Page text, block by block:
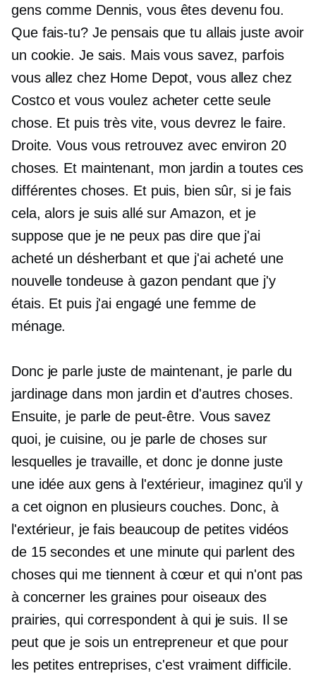
gens comme Dennis, vous êtes devenu fou.
Que fais-tu? Je pensais que tu allais juste avoir
un cookie. Je sais. Mais vous savez, parfois
vous allez chez Home Depot, vous allez chez
Costco et vous voulez acheter cette seule
chose. Et puis très vite, vous devrez le faire.
Droite. Vous vous retrouvez avec environ 20
choses. Et maintenant, mon jardin a toutes ces
différentes choses. Et puis, bien sûr, si je fais
cela, alors je suis allé sur Amazon, et je
suppose que je ne peux pas dire que j'ai
acheté un désherbant et que j'ai acheté une
nouvelle tondeuse à gazon pendant que j'y
étais. Et puis j'ai engagé une femme de
ménage.
Donc je parle juste de maintenant, je parle du
jardinage dans mon jardin et d'autres choses.
Ensuite, je parle de peut-être. Vous savez
quoi, je cuisine, ou je parle de choses sur
lesquelles je travaille, et donc je donne juste
une idée aux gens à l'extérieur, imaginez qu'il y
a cet oignon en plusieurs couches. Donc, à
l'extérieur, je fais beaucoup de petites vidéos
de 15 secondes et une minute qui parlent des
choses qui me tiennent à cœur et qui n'ont pas
à concerner les graines pour oiseaux des
prairies, qui correspondent à qui je suis. Il se
peut que je sois un entrepreneur et que pour
les petites entreprises, c'est vraiment difficile.